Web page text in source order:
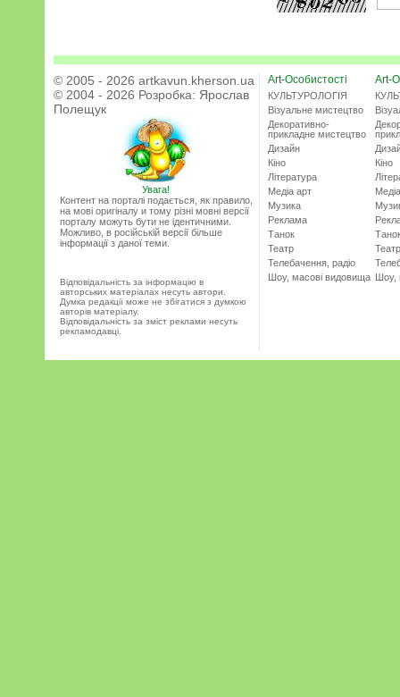
© 2005 - 2026 artkavun.kherson.ua
© 2004 - 2026 Розробка: Ярослав
Полещук
Увага!
Контент на порталі подається, як правило,
на мові оригіналу и тому різні мовні версії
порталу можуть бути не ідентичними.
Можливо, в російській версії більше
інформації з даної теми.
Відповідальність за інформацію в
авторських матеріалах несуть автори.
Думка редакції може не збігатися з думкою
авторів матеріалу.
Відповідальність за зміст реклами несуть
рекламодавці.
Art-Особистості
КУЛЬТУРОЛОГІЯ
Візуальне мистецтво
Декоративно-
прикладне мистецтво
Дизайн
Кіно
Література
Медіа арт
Музика
Реклама
Танок
Театр
Телебачення, радіо
Шоу, масові видовища
Art-
Кіно
Театр
Шоу,